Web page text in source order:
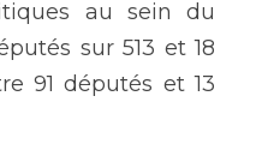
au sein du
sur 513 et 18
91 députés et 13